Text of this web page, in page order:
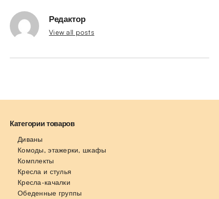
Редактор
View all posts
Категории товаров
Диваны
Комоды, этажерки, шкафы
Комплекты
Кресла и стулья
Кресла-качалки
Обеденные группы